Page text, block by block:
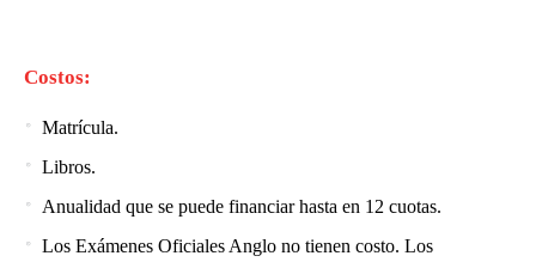
Costos:
Matrícula.
Libros.
Anualidad que se puede financiar hasta en 12 cuotas.
Los Exámenes Oficiales Anglo no tienen costo. Los